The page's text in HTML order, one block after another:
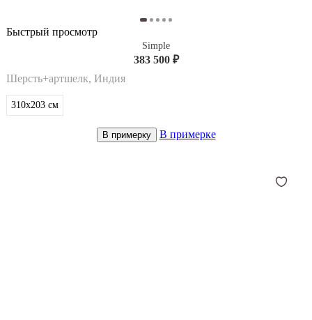
Быстрый просмотр
Simple
383 500 ₽
Шерсть+артшелк, Индия
310x203 см
В примерку В примерке